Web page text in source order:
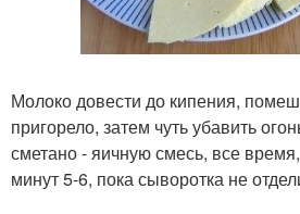
Молоко довести до кипения,
пригорело, затем чуть убавить
сметано - яичную смесь, все
минут 5-6, пока сыворотка не